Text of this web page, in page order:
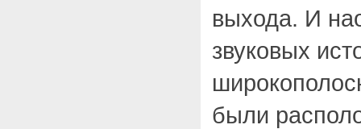
выхода. И
звуковых
были